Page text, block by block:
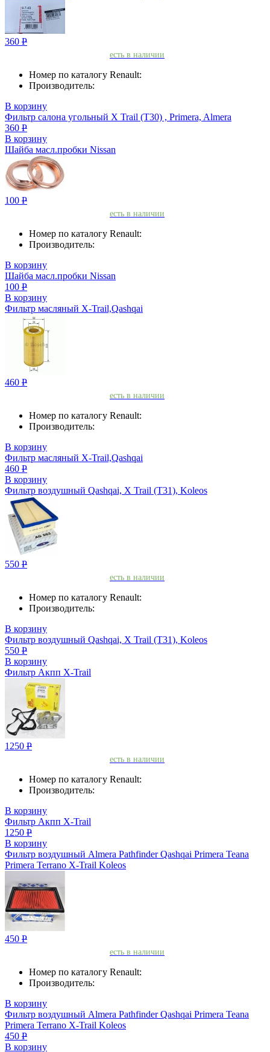
360 Р
есть в наличии
Номер по каталогу Renault:
Производитель:
В корзину
Фильтр салона угольный X Trail (T30) , Primera, Almera
360 Р
В корзину
Шайба масл.пробки Nissan
100 Р
есть в наличии
Номер по каталогу Renault:
Производитель:
В корзину
Шайба масл.пробки Nissan
100 Р
В корзину
Фильтр масляный X-Trail,Qashqai
460 Р
есть в наличии
Номер по каталогу Renault:
Производитель:
В корзину
Фильтр масляный X-Trail,Qashqai
460 Р
В корзину
Фильтр воздушный Qashqai, X Trail (T31), Koleos
550 Р
есть в наличии
Номер по каталогу Renault:
Производитель:
В корзину
Фильтр воздушный Qashqai, X Trail (T31), Koleos
550 Р
В корзину
Фильтр Акпп X-Trail
1250 Р
есть в наличии
Номер по каталогу Renault:
Производитель:
В корзину
Фильтр Акпп X-Trail
1250 Р
В корзину
Фильтр воздушный Almera Pathfinder Qashqai Primera Teana
Primera Terrano X-Trail Koleos
450 Р
есть в наличии
Номер по каталогу Renault:
Производитель:
В корзину
Фильтр воздушный Almera Pathfinder Qashqai Primera Teana
Primera Terrano X-Trail Koleos
450 Р
В корзину